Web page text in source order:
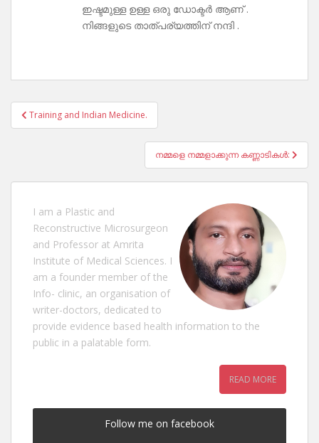
ഇഷ്ടമുള്ള ഉള്ള ഒരു ഡോക്ടർ ആണ് .
നിങ്ങളുടെ താത്പര്യത്തിന് നന്ദി .
Post
navigation
Training and Indian Medicine.
നമ്മളെ നമ്മളാക്കുന്ന കണ്ണാടികൾ:
I am a Plastic and
Reconstructive Microsurgeon
and Professor at Amrita
Institute of Medical Sciences. I
am a founder member of the
Info- clinic, an organisation of
writer-doctors, dedicated to
provide evidence based health information to the
public in a palatable form.
READ MORE
Follow me on facebook